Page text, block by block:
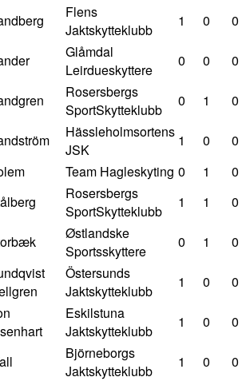
Flens
Jaktskytteklubb
1 0 0
Glåmdal
Leirdueskyttere
0 0 0
Rosersbergs
SportSkytteklubb
0 1 0
Hässleholmsortens
JSK
1 0
0
Team Hagleskyting 0 1
0
Rosersbergs
SportSkytteklubb
1 1 0
Østlandske
Sportsskyttere
0 1 0
Östersunds
Jaktskytteklubb
1 0 0
Eskilstuna
Jaktskytteklubb
1 0 0
Björneborgs
Jaktskytteklubb
1 0 0